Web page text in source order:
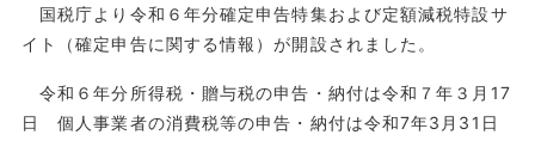
国税庁より令和６年分確定申告特集および定額減税特設サ
イト（確定申告に関する情報）が開設されました。
令和６年分所得税・贈与税の申告・納付は令和７年３月17
日 個人事業者の消費税等の申告・納付は令和7年3月31日